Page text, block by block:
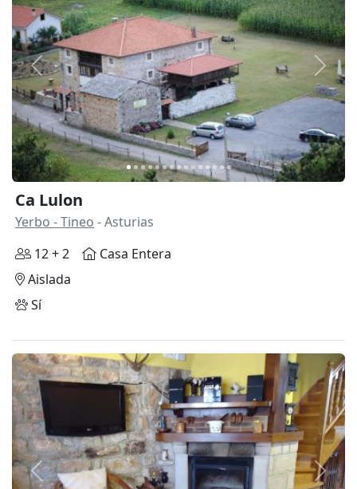
Anterior
Ca Lulon
Yerbo - Tineo - Asturias
12 + 2
Casa Entera
Aislada
Sí
Anterior